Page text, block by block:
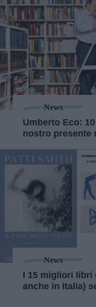
News
Umberto Eco:
nostro presente
News
I 15 migliori libri
anche in Italia)